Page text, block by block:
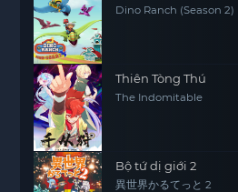
Dino Ranch (Season 2)
Thiên Tòng Thú
The Indomitable
Bộ tứ dị giới 2
異世界かるてっと 2